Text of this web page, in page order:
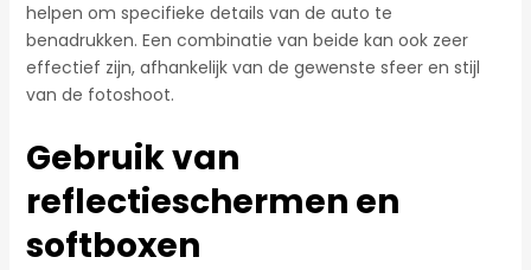
helpen om specifieke details van de auto te
benadrukken. Een combinatie van beide kan ook zeer
effectief zijn, afhankelijk van de gewenste sfeer en stijl
van de fotoshoot.
Gebruik van
reflectieschermen en
softboxen